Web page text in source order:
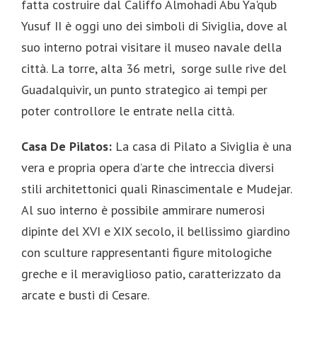
fatta costruire dal Califfo Almohadi Abu Ya'qub
Yusuf II è oggi uno dei simboli di Siviglia, dove al
suo interno potrai visitare il museo navale della
città. La torre, alta 36 metri, sorge sulle rive del
Guadalquivir, un punto strategico ai tempi per
poter controllore le entrate nella città.
Casa De Pilatos: La casa di Pilato a Siviglia è una
vera e propria opera d’arte che intreccia diversi
stili architettonici quali Rinascimentale e Mudejar.
Al suo interno è possibile ammirare numerosi
dipinte del XVI e XIX secolo, il bellissimo giardino
con sculture rappresentanti figure mitologiche
greche e il meraviglioso patio, caratterizzato da
arcate e busti di Cesare.